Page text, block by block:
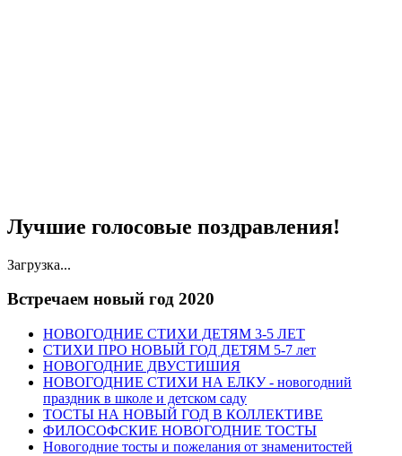
Лучшие голосовые поздравления!
Загрузка...
Встречаем новый год 2020
НОВОГОДНИЕ СТИХИ ДЕТЯМ 3-5 ЛЕТ
СТИХИ ПРО НОВЫЙ ГОД ДЕТЯМ 5-7 лет
НОВОГОДНИЕ ДВУСТИШИЯ
НОВОГОДНИЕ СТИХИ НА ЕЛКУ - новогодний
праздник в школе и детском саду
ТОСТЫ НА НОВЫЙ ГОД В КОЛЛЕКТИВЕ
ФИЛОСОФСКИЕ НОВОГОДНИЕ ТОСТЫ
Новогодние тосты и пожелания от знаменитостей